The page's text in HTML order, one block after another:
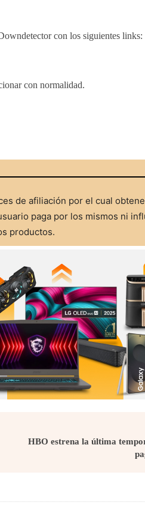
con los siguientes links:
con normalidad.
de afiliación por el cual
paga por los mismos ni
productos.
HBO estrena la última